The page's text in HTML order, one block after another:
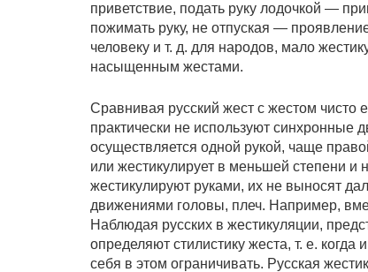
приветствие, подать руку лодочкой —
пожимать руку, не отпуская —
человеку и т. д. для народов, мало
насыщенным жестами.
Сравнивая русский жест с жестом чисто
практически не используют синхронные
осуществляется одной рукой, чаще
или жестикулирует в меньшей степени и
жестикулируют руками, их не выносят
движениями головы, плеч. Например,
Наблюдая русских в жестикуляции,
определяют стилистику жеста, т. е.
себя в этом ограничивать. Русская